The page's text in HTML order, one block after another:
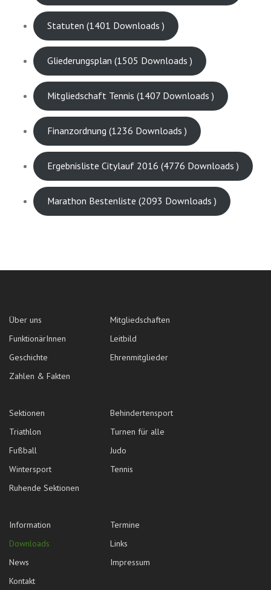
Statuten (1401 Downloads )
Gliederungsplan (1505 Downloads )
Mitgliedschaft Tennis (1407 Downloads )
Finanzordnung (1236 Downloads )
Ergebnisliste Citylauf 2016 (4776 Downloads )
Marathon Bestenliste (2093 Downloads )
Über uns
Mitgliedschaften
FunktionärInnen
Leitbild
Geschichte
Ehrenmitglieder
Zahlen & Fakten
Sektionen
Behindertensport
Triathlon
Turnen für alle
Fußball
Judo
Wintersport
Tennis
Ruhende Sektionen
Information
Termine
Downloads
Links
News
Impressum
Kontakt